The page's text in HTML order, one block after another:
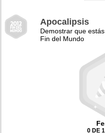
Apocalipsis
Demostrar que
Fin del Mundo
0 DE